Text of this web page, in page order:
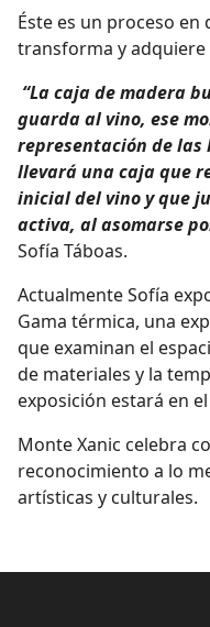
Éste es un proceso en
transforma y
“La caja de madera
guarda al vino, ese
representación de las
llevará una caja que
inicial del vino y que
activa, al asomarse
Sofía Táboas.
Actualmente Sofía
Gama térmica, una
que examinan el
de materiales y la
exposición estará en
Monte Xanic celebra
reconocimiento a lo
artísticas y culturales.